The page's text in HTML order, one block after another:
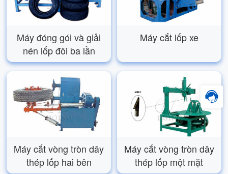
Máy đóng gói và giải
nén lốp đôi ba lần
Máy cắt lốp xe
Máy cắt vòng tròn dây
thép lốp hai bên
Máy cắt vòng tròn dây
thép lốp một mặt